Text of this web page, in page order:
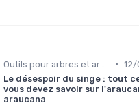
•
Le désespoir du singe : tout
vous devez savoir sur
araucana